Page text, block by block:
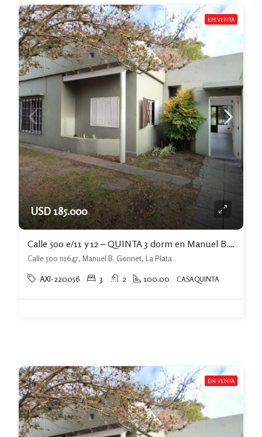
EN VENTA
USD 185.000
Calle 500 e/11 y 12 – QUINTA 3 dorm en Manuel B. Gonnet
Calle 500 n1647, Manuel B. Gonnet, La Plata
AXI-220056 3 2 100.00 CASAQUINTA
EN VENTA